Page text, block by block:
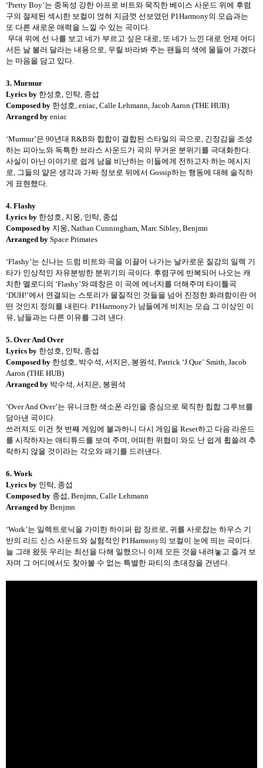
‘Pretty Boy’는 중독성 강한 아프로 비트와 묵직한 베이스 사운드 위에 후렴
구의 절제된 섹시한 보컬이 얹혀 지금껏 선보였던 P1Harmony의 모습과는
또 다른 새로운 매력을 느낄 수 있는 곡이다.
무대 위에 선 나를 보고 네가 부르고 싶은 대로, 또 네가 느낀 대로 언제 어디
서든 날 불러 달라는 내용으로, 우릴 바라봐 주는 팬들의 색에 물들어 가겠다
는 마음을 담고 있다.
3. Murmur
Lyrics by 한성호, 인탁, 종섭
Composed by 한성호, eniac, Calle Lehmann, Jacob Aaron (THE HUB)
Arranged by eniac
‘Murmur’은 90년대 R&B와 힙합이 결합된 스타일의 곡으로, 긴장감을 조성
하는 피아노와 독특한 브라스 사운드가 곡의 무거운 분위기를 극대화한다.
사실이 아닌 이야기로 쉽게 남을 비난하는 이들에게 전하고자 하는 메시지
로, 그들의 얕은 생각과 가짜 정보로 뒤에서 Gossip하는 행동에 대해 솔직하
게 표현했다.
4. Flashy
Lyrics by 한성호, 지웅, 인탁, 종섭
Composed by 지웅, Nathan Cunningham, Marc Sibley, Benjmn
Arranged by Space Primates
‘Flashy’는 신나는 드럼 비트와 곡을 이끌어 나가는 날카로운 질감의 일렉 기
타가 인상적인 자유분방한 분위기의 곡이다. 후렴구에 반복되어 나오는 캐
치한 멜로디의 ‘Flashy’와 떼창은 이 곡에 에너지를 더해주며 타이틀곡
‘DUH!’에서 연결되는 스토리가 물질적인 것들을 넘어 진정한 화려함이란 어
떤 것인지 정의를 내린다. P1Harmony가 남들에게 비치는 모습 그 이상인 이
유, 남들과는 다른 이유를 그려 낸다.
5. Over And Over
Lyrics by 한성호, 인탁, 종섭
Composed by 한성호, 박수석, 서지은, 봉원석, Patrick ‘J.Que’ Smith, Jacob
Aaron (THE HUB)
Arranged by 박수석, 서지은, 봉원석
‘Over And Over’는 유니크한 색소폰 라인을 중심으로 묵직한 힙합 그루브를
담아낸 곡이다.
쓰러져도 이건 첫 번째 게임에 불과하니 다시 게임을 Reset하고 다음 라운드
를 시작하자는 애티튜드를 보여 주며, 어떠한 위협이 와도 난 쉽게 휩쓸려 추
락하지 않을 것이라는 각오와 패기를 드러낸다.
6. Work
Lyrics by 인탁, 종섭
Composed by 종섭, Benjmn, Calle Lehmann
Arranged by Benjmn
‘Work’는 일렉트로닉을 가미한 하이퍼 팝 장르로, 귀를 사로잡는 하우스 기
반의 리드 신스 사운드와 실험적인 P1Harmony의 보컬이 눈에 띄는 곡이다.
늘 그래 왔듯 우리는 최선을 다해 일했으니 이제 모든 것을 내려놓고 즐겨 보
자며 그 어디에서도 찾아볼 수 없는 특별한 파티의 초대장을 건넨다.